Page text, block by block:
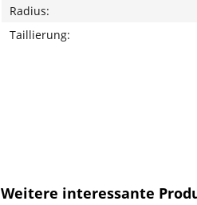
Radius:
Taillierung:
Weitere interessante